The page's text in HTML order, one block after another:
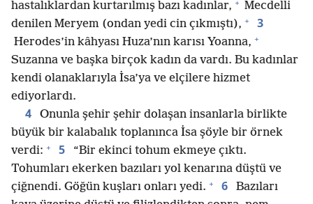
hastalıklardan kurtarılmış bazı kadınlar, + Mecdelli
denilen Meryem (ondan yedi cin çıkmıştı), + 3
Herodes’in kâhyası Huza’nın karısı Yoanna, +
Suzanna ve başka birçok kadın da vardı. Bu kadınlar
kendi olanaklarıyla İsa’ya ve elçilere hizmet
ediyorlardı.
4
Onunla şehir şehir dolaşan insanlarla birlikte
büyük bir kalabalık toplanınca İsa şöyle bir örnek
verdi: + 5
“Bir ekinci tohum ekmeye çıktı.
Tohumları ekerken bazıları yol kenarına düştü ve
çiğnendi. Göğün kuşları onları yedi. + 6
Bazıları